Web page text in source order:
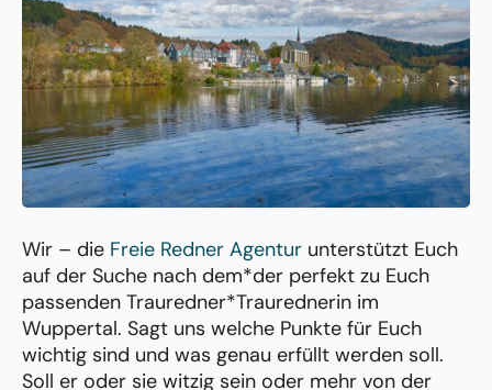
Wir – die Freie Redner Agentur unterstützt Euch
auf der Suche nach dem*der perfekt zu Euch
passenden Trauredner*Traurednerin im
Wuppertal. Sagt uns welche Punkte für Euch
wichtig sind und was genau erfüllt werden soll.
Soll er oder sie witzig sein oder mehr von der